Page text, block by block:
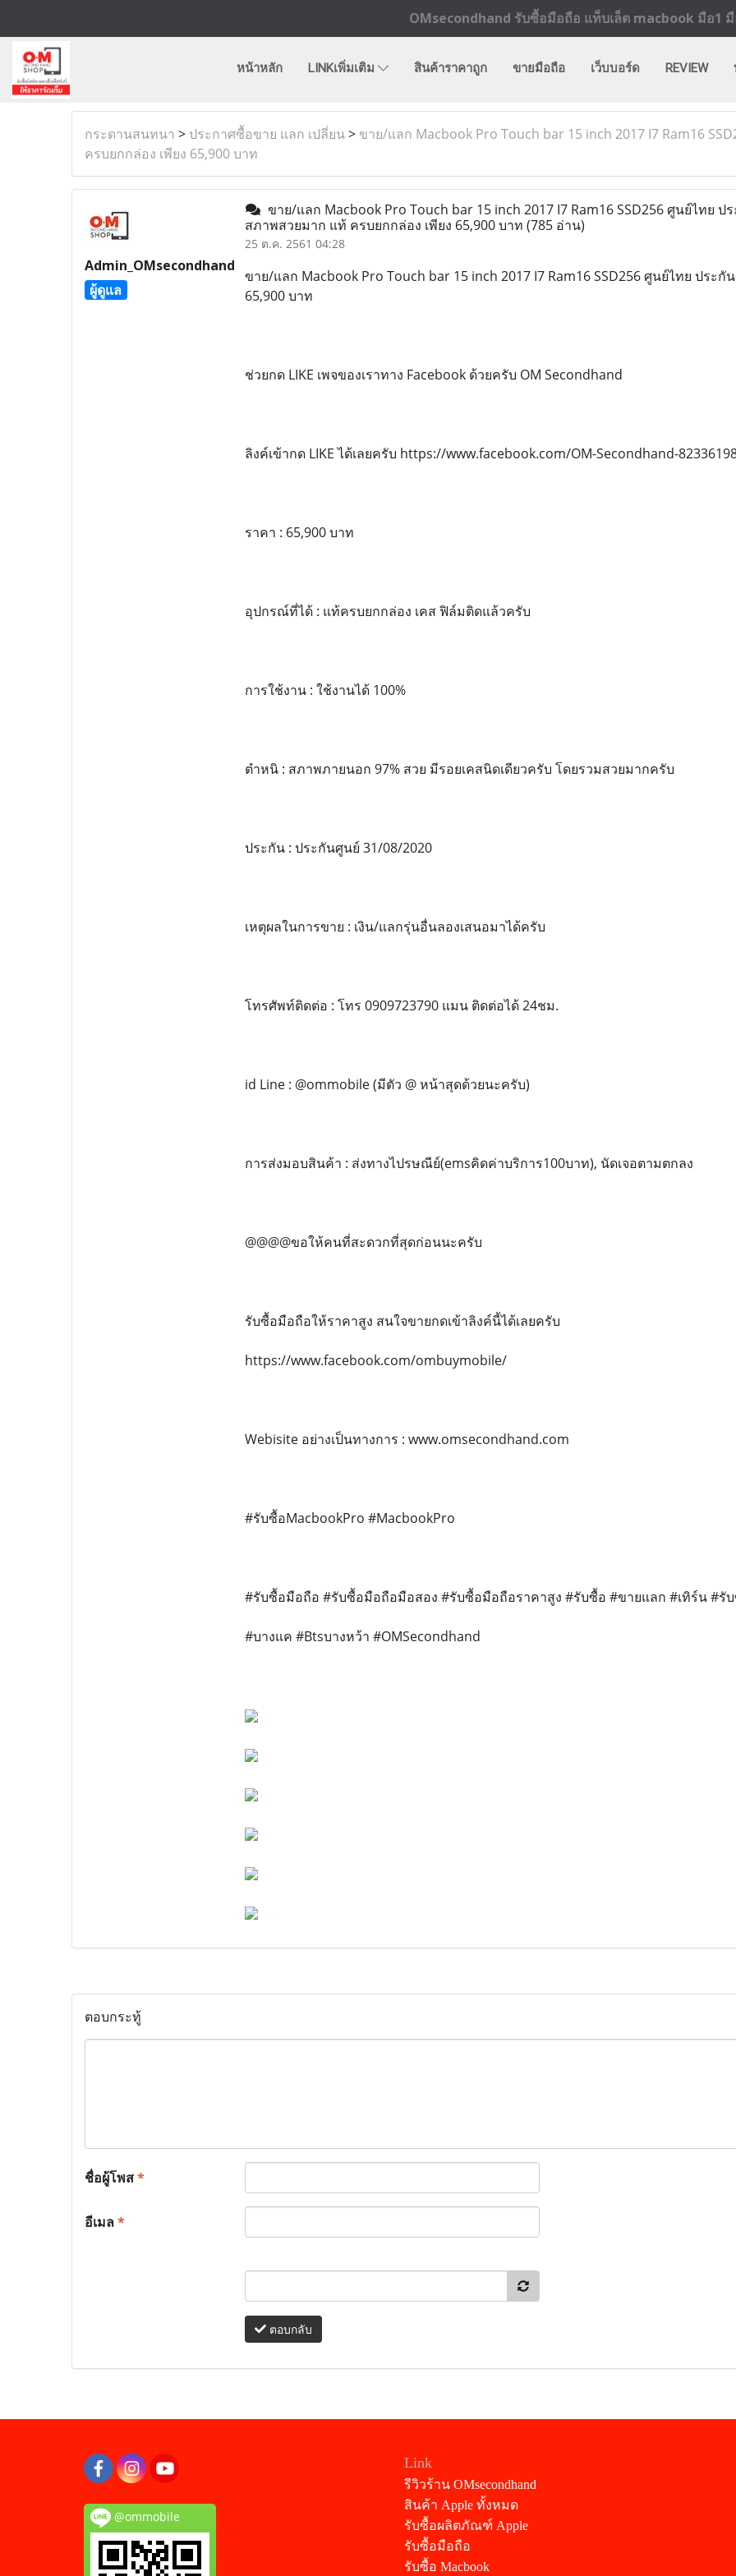
OMsecondhand รับซื้อมือถือ แท็บเล็ต macbook มือ1
หน้าหลัก LINKเพิ่มเติม สินค้าราคาถูก ขายมือถือ เว็บบอร์ด REVIEW
กระดานสนทนา > ประกาศซื้อขาย แลก เปลี่ยน> ขาย/แลก Macbook Pro Touch bar 15 inch 2017 I7 Ram16
ครบยกกล่อง เพียง 65,900 บาท
Admin_OMsecondhand
ผู้ดูแล
ขาย/แลก Macbook Pro Touch bar 15 inch 2017 I7 Ram16 SSD256 ศูนย์ไทย ป
สภาพสวยมาก แท้ ครบยกกล่อง เพียง 65,900 บาท (785 อ่าน)
25 ต.ค. 2561 04:28
ขาย/แลก Macbook Pro Touch bar 15 inch 2017 I7 Ram16 SSD256 ศูนย์ไทย ประ
65,900 บาท
ช่วยกด LIKE เพจของเราทาง Facebook ด้วยครับ OM Secondhand
ลิงค์เข้ากด LIKE ได้เลยครับ https://www.facebook.com/OM-Secondhand-
ราคา : 65,900 บาท
อุปกรณ์ที่ได้ : แท้ครบยกกล่อง เคส ฟิล์มติดแล้วครับ
การใช้งาน : ใช้งานได้ 100%
ตำหนิ : สภาพภายนอก 97% สวย มีรอยเคสนิดเดียวครับ โดยรวมสวยมากครับ
ประกัน : ประกันศูนย์ 31/08/2020
เหตุผลในการขาย : เงิน/แลกรุ่นอื่นลองเสนอมาได้ครับ
โทรศัพท์ติดต่อ : โทร 0909723790 แมน ติดต่อได้ 24ชม.
id Line : @ommobile (มีตัว @ หน้าสุดด้วยนะครับ)
การส่งมอบสินค้า : ส่งทางไปรษณีย์(emsคิดค่าบริการ100บาท), นัดเจอตามตกลง
@@@@ขอให้คนที่สะดวกที่สุดก่อนนะครับ
รับซื้อมือถือให้ราคาสูง สนใจขายกดเข้าลิงค์นี้ได้เลยครับ
https://www.facebook.com/ombuymobile/
Webisite อย่างเป็นทางการ : www.omsecondhand.com
#รับซื้อMacbookPro #MacbookPro
#รับซื้อมือถือ #รับซื้อมือถือมือสอง #รับซื้อมือถือราคาสูง #รับซื้อ #ขายแลก #เทิร์น #รั
#บางแค #Btsบางหว้า #OMSecondhand
ตอบกระทู้
ชื่อผู้โพส*
อีเมล*
ตอบกลับ
@ommobile
Link
รีวิวร้าน OMsecondhand
สินค้า Apple ทั้งหมด
รับซื้อผลิตภัณฑ์ Apple
รับซื้อมือถือ
รับซื้อ Macbook